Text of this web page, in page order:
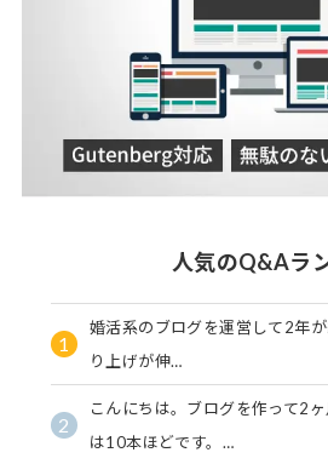
人気のQ&Aラ
1
婚活系のブログを運営して2年
り上げが伸…
2
こんにちは。ブログを作って2
は10本ほどです。…